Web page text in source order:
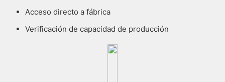
Acceso directo a fábrica
Verificación de capacidad de producción